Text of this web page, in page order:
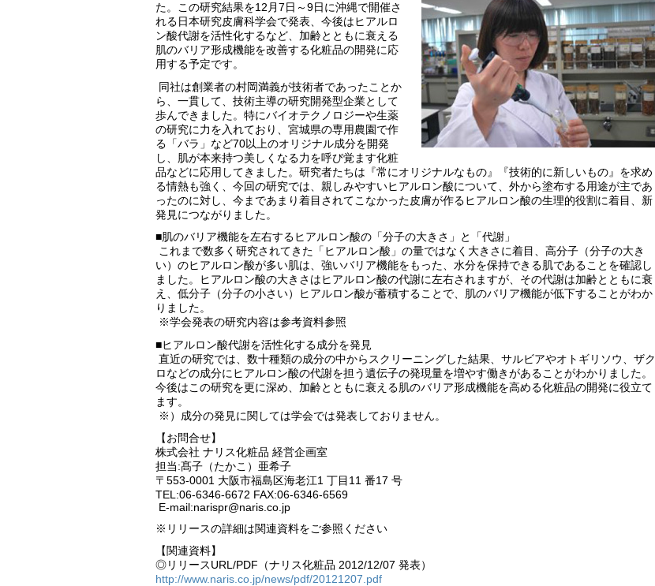
た。この研究結果を12月7日～9日に沖縄で開催さ
れる日本研究皮膚科学会で発表、今後はヒアルロ
ン酸代謝を活性化するなど、加齢とともに衰える
肌のバリア形成機能を改善する化粧品の開発に応
用する予定です。
同社は創業者の村岡満義が技術者であったことか
ら、一貫して、技術主導の研究開発型企業として
歩んできました。特にバイオテクノロジーや生薬
の研究に力を入れており、宮城県の専用農園で作
る「バラ」など70以上のオリジナル成分を開発
し、肌が本来持つ美しくなる力を呼び覚ます化粧
品などに応用してきました。研究者たちは『常にオリジナルなもの』『技術的に新しいもの』を求め
る情熱も強く、今回の研究では、親しみやすいヒアルロン酸について、外から塗布する用途が主であ
ったのに対し、今まであまり着目されてこなかった皮膚が作るヒアルロン酸の生理的役割に着目、新
発見につながりました。
■肌のバリア機能を左右するヒアルロン酸の「分子の大きさ」と「代謝」
これまで数多く研究されてきた「ヒアルロン酸」の量ではなく大きさに着目、高分子（分子の大き
い）のヒアルロン酸が多い肌は、強いバリア機能をもった、水分を保持できる肌であることを確認し
ました。ヒアルロン酸の大きさはヒアルロン酸の代謝に左右されますが、その代謝は加齢とともに衰
え、低分子（分子の小さい）ヒアルロン酸が蓄積することで、肌のバリア機能が低下することがわか
りました。
※学会発表の研究内容は参考資料参照
■ヒアルロン酸代謝を活性化する成分を発見
直近の研究では、数十種類の成分の中からスクリーニングした結果、サルビアやオトギリソウ、ザク
ロなどの成分にヒアルロン酸の代謝を担う遺伝子の発現量を増やす働きがあることがわかりました。
今後はこの研究を更に深め、加齢とともに衰える肌のバリア形成機能を高める化粧品の開発に役立て
ます。
※）成分の発見に関しては学会では発表しておりません。
【お問合せ】
株式会社 ナリス化粧品 経営企画室
担当:髙子（たかこ）亜希子
〒553-0001 大阪市福島区海老江1 丁目11 番17 号
TEL:06-6346-6672 FAX:06-6346-6569
E-mail:narispr@naris.co.jp
※リリースの詳細は関連資料をご参照ください
【関連資料】
◎リリースURL/PDF（ナリス化粧品 2012/12/07 発表）
http://www.naris.co.jp/news/pdf/20121207.pdf